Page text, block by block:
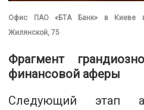
Офис ПАО «БТА Банк» в Киеве в
Жилянской, 75
Фрагмент
финансовой аферы
Следующий этап